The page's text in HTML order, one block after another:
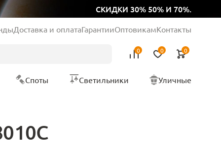
СКИДКИ 30% 50% И 70%.
Доставка и оплатаГарантииОптовикамКонтакты
0 0 0
Споты Светильники Уличные